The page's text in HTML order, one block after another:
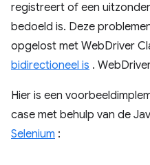
registreert of een
bedoeld is. Deze
opgelost met WebDriver
bidirectioneel is .
Hier is een
case met behulp van de
Selenium :